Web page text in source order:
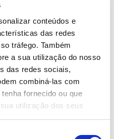
conteúdos e
das redes
tráfego. Também
a sua utilização do nosso
das redes sociais,
combiná-las com
fornecido ou que
utilização dos seus